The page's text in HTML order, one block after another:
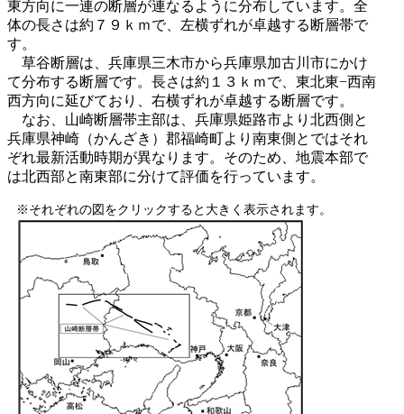
東方向に一連の断層が連なるように分布しています。全
体の長さは約７９ｋｍで、左横ずれが卓越する断層帯で
す。
草谷断層は、兵庫県三木市から兵庫県加古川市にかけ
て分布する断層です。長さは約１３ｋｍで、東北東−西南
西方向に延びており、右横ずれが卓越する断層です。
なお、山崎断層帯主部は、兵庫県姫路市より北西側と
兵庫県神崎（かんざき）郡福崎町より南東側とではそれ
ぞれ最新活動時期が異なります。そのため、地震本部で
は北西部と南東部に分けて評価を行っています。
※それぞれの図をクリックすると大きく表示されます。